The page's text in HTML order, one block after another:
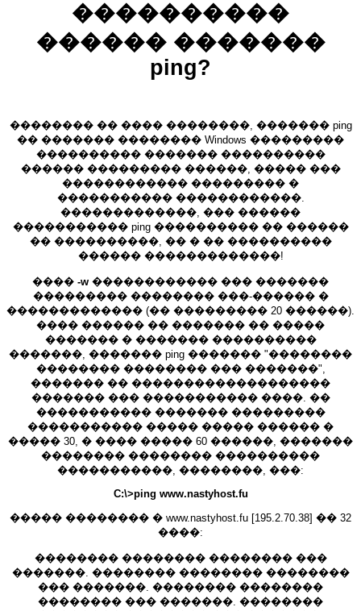
����������
������ �������
ping?
�������� �� ���� ��������, ������� ping
�� ������� �������� Windows ���������
���������� ������� ����������
������ ��������� ������, ����� ���
������������ ��������� �
����������� ������������.
�������������, ��� ������
����������� ping ���������� �� ������
�� ����������, �� � �� ����������
������ �������������!
���� -w ������������ ��� �������
��������� �������� ���-������ �
������������� (�� ��������� 20 ������).
���� ������ �� ������� �� �����
������� � ������� ����������
�������, ������� ping ������� "��������
�������� �������� ��� �������",
������� �� �������������������
������� ��� ����������� ����. ��
����������� ������� ���������
����������� ����� ����� ������ �
����� 30, � ���� ����� 60 ������, �������
�������� �������� ����������
�����������, ��������, ���:
C:\>ping www.nastyhost.fu
����� �������� � www.nastyhost.fu [195.2.70.38] �� 32
����:
�������� �������� �������� ���
�������. �������� �������� ��������
��� �������. �������� ��������
�������� ��� �������. ��������